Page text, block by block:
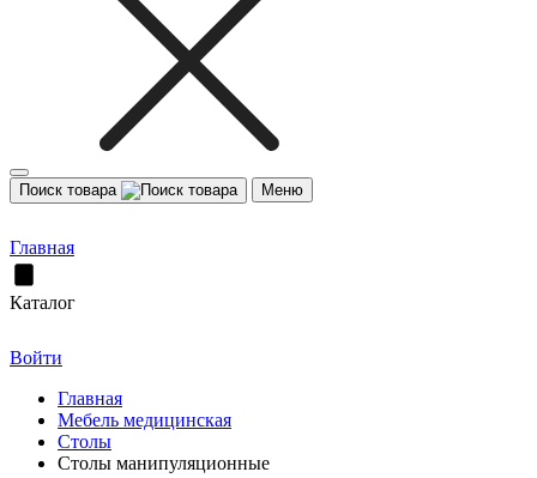
Поиск товара Меню
Главная
Каталог
Войти
Главная
Мебель медицинская
Столы
Столы манипуляционные